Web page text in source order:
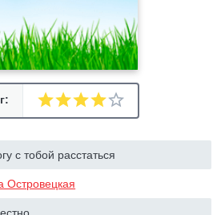
с тобой расстаться
Островецкая